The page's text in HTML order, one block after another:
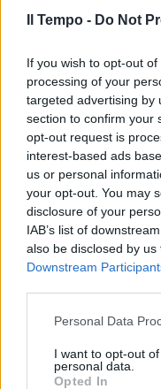
Il Tempo - Do Not
If you wish to opt-out
processing of your
targeted advertising by
section to confirm your
opt-out request is
interest-based ads
us or personal
your opt-out. You may
disclosure of your
IAB’s list of
also be disclosed by
Downstream
Personal Data
I want to opt-out
personal data.
Opted In